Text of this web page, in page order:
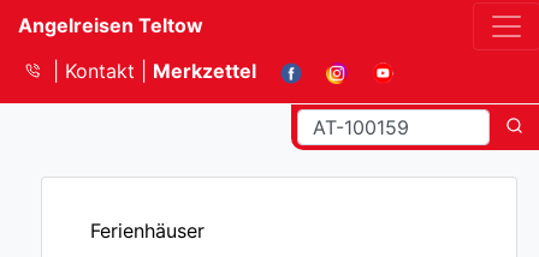
Angelreisen Teltow
Kontakt
Merkzettel
Ferienhäuser